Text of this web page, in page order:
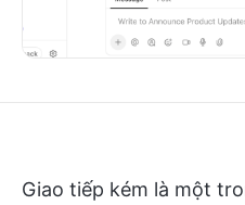
Giao tiếp kém là một